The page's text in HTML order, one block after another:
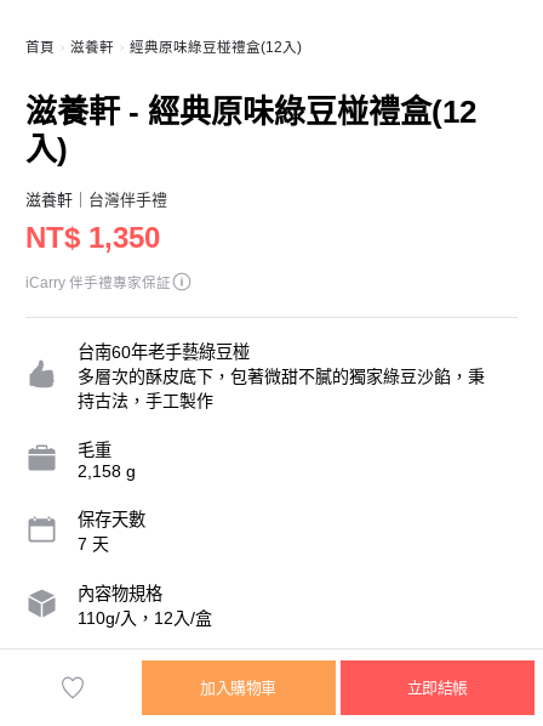
首頁 滋養軒 經典原味綠豆椪禮盒(12入)
滋養軒 - 經典原味綠豆椪禮盒(12
入)
滋養軒 ｜台灣伴手禮
NT$ 1,350
iCarry 伴手禮專家保証
台南60年老手藝綠豆椪
多層次的酥皮底下，包著微甜不膩的獨家綠豆沙餡，秉
持古法，手工製作
毛重
2,158 g
保存天數
7 天
內容物規格
110g/入，12入/盒
營業人名稱
滋養軒食品廠
加入購物車 立即結帳